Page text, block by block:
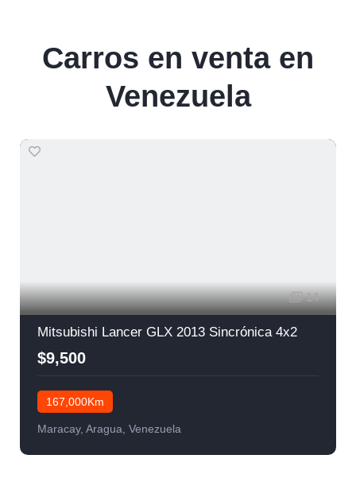
Carros en venta en
Venezuela
14
Mitsubishi Lancer GLX 2013 Sincrónica 4x2
$9,500
167,000Km
Maracay, Aragua, Venezuela